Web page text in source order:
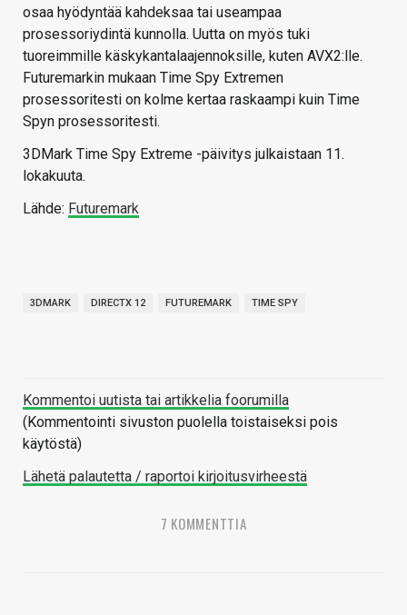
osaa hyödyntää kahdeksaa tai useampaa
prosessoriydintä kunnolla. Uutta on myös tuki
tuoreimmille käskykantalaajennoksille, kuten AVX2:lle.
Futuremarkin mukaan Time Spy Extremen
prosessoritesti on kolme kertaa raskaampi kuin Time
Spyn prosessoritesti.
3DMark Time Spy Extreme -päivitys julkaistaan 11.
lokakuuta.
Lähde: Futuremark
3DMARK DIRECTX 12 FUTUREMARK TIME SPY
Kommentoi uutista tai artikkelia foorumilla
(Kommentointi sivuston puolella toistaiseksi pois
käytöstä)
Lähetä palautetta / raportoi kirjoitusvirheestä
7 KOMMENTTIA